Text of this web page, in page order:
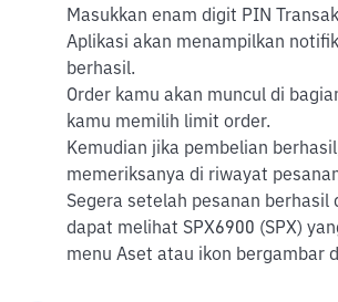
Masukkan enam digit PIN
Aplikasi akan menampilkan
berhasil.
Order kamu akan muncul di
kamu memilih limit order.
Kemudian jika pembelian
memeriksanya di riwayat
Segera setelah pesanan berhasil
dapat melihat SPX6900 (SPX)
menu Aset atau ikon bergambar